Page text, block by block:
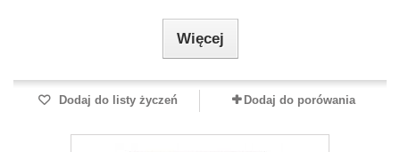
Więcej
Dodaj do listy życzeń Dodaj do porówania